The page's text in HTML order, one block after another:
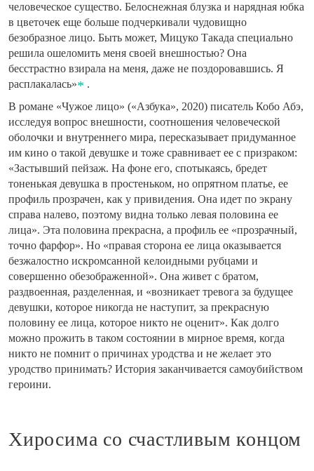
человеческое существо. Белоснежная блузка и нарядная юбка
в цветочек еще больше подчеркивали чудовищно
безобразное лицо. Быть может, Мицуко Такада специально
решила ошеломить меня своей внешностью? Она
бесстрастно взирала на меня, даже не поздоровавшись. Я
расплакалась»
.
В романе «Чужое лицо» («Азбука», 2020) писатель Кобо Абэ,
исследуя вопрос внешности, соотношения человеческой
оболочки и внутреннего мира, пересказывает придуманное
им кино о такой девушке и тоже сравнивает ее с призраком:
«Застывший пейзаж. На фоне его, спотыкаясь, бредет
тоненькая девушка в простеньком, но опрятном платье, ее
профиль прозрачен, как у привидения. Она идет по экрану
справа налево, поэтому видна только левая половина ее
лица». Эта половина прекрасна, а профиль ее «прозрачный,
точно фарфор». Но «правая сторона ее лица оказывается
безжалостно искромсанной келоидными рубцами и
совершенно обезображенной». Она живет с братом,
раздвоенная, разделенная, и «возникает тревога за будущее
девушки, которое никогда не наступит, за прекрасную
половину ее лица, которое никто не оценит». Как долго
можно прожить в таком состоянии в мирное время, когда
никто не помнит о причинах уродства и не желает это
уродство принимать? История заканчивается самоубийством
героини.
Хиросима со счастливым концом